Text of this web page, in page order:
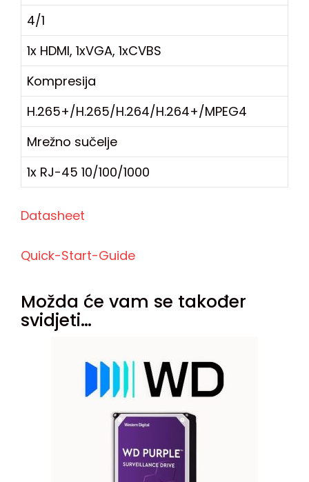
4/1
1x HDMI, 1xVGA, 1xCVBS
Kompresija
H.265+/H.265/H.264/H.264+/MPEG4
Mrežno sučelje
1x RJ-45 10/100/1000
Datasheet
Quick-Start-Guide
Možda će vam se također
svidjeti…